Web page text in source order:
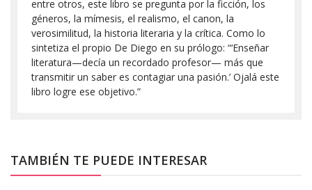
entre otros, este libro se pregunta por la ficción, los
géneros, la mímesis, el realismo, el canon, la
verosimilitud, la historia literaria y la crítica. Como lo
sintetiza el propio De Diego en su prólogo: “‘Enseñar
literatura—decía un recordado profesor— más que
transmitir un saber es contagiar una pasión.’ Ojalá este
libro logre ese objetivo.”
TAMBIÉN TE PUEDE INTERESAR